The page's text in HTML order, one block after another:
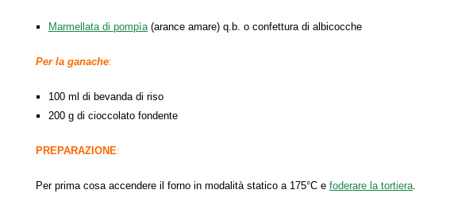
Marmellata di pompìa (arance amare) q.b. o confettura di albicocche
Per la ganache:
100 ml di bevanda di riso
200 g di cioccolato fondente
PREPARAZIONE:
Per prima cosa accendere il forno in modalità statico a 175°C e foderare la tortiera